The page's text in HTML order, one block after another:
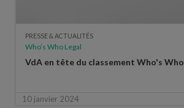
PRESSE & ACTUALITÉS
Who’s Who Legal
VdA en tête du classement Who's
10 janvier 2024